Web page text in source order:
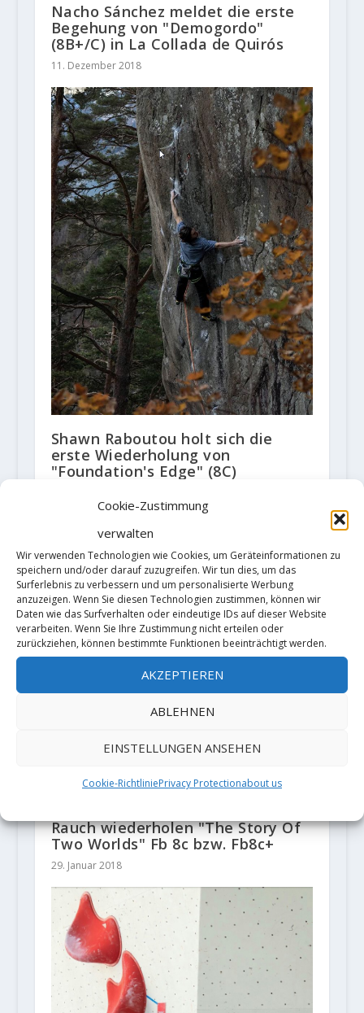
Cookie-Zustimmung
verwalten
Wir verwenden Technologien wie Cookies, um Geräteinformationen zu
speichern und/oder darauf zuzugreifen. Wir tun dies, um das
Surferlebnis zu verbessern und um personalisierte Werbung
anzuzeigen. Wenn Sie diesen Technologien zustimmen, können wir
Daten wie das Surfverhalten oder eindeutige IDs auf dieser Website
verarbeiten. Wenn Sie Ihre Zustimmung nicht erteilen oder
zurückziehen, können bestimmte Funktionen beeinträchtigt werden.
AKZEPTIEREN
ABLEHNEN
EINSTELLUNGEN ANSEHEN
Cookie-RichtliniePrivacy Protectionabout us
Nacho Sánchez meldet die erste
Begehung von "Demogordo"
(8B+/C) in La Collada de Quirós
11. Dezember 2018
Shawn Raboutou holt sich die
erste Wiederholung von
"Foundation's Edge" (8C)
Rauch wiederholen "The Story Of
Two Worlds" Fb 8c bzw. Fb8c+
29. Januar 2018